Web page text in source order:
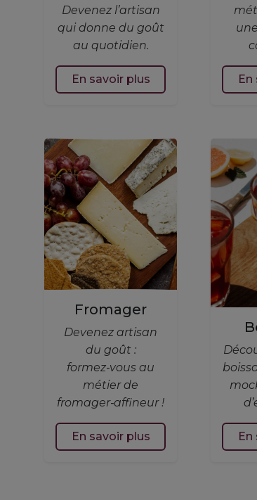
Devenez l’artisan
qui donne du goût
au quotidien.
En savoir plus En
Fromager
Devenez artisan
du goût :
formez‑vous au
métier de
fromager‑affineur !
En savoir plus En